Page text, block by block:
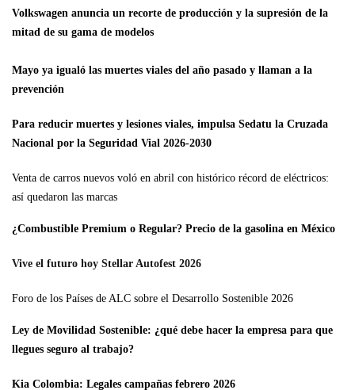
Volkswagen anuncia un recorte de producción y la supresión de la
mitad de su gama de modelos
Mayo ya igualó las muertes viales del año pasado y llaman a la
prevención
Para reducir muertes y lesiones viales, impulsa Sedatu la Cruzada
Nacional por la Seguridad Vial 2026-2030
Venta de carros nuevos voló en abril con histórico récord de eléctricos:
así quedaron las marcas
¿Combustible Premium o Regular? Precio de la gasolina en México
Vive el futuro hoy Stellar Autofest 2026
Foro de los Países de ALC sobre el Desarrollo Sostenible 2026
Ley de Movilidad Sostenible: ¿qué debe hacer la empresa para que
llegues seguro al trabajo?
Kia Colombia: Legales campañas febrero 2026